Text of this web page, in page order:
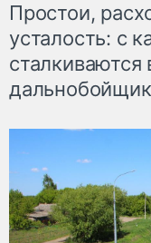
Простои,
усталость: с
сталкиваются